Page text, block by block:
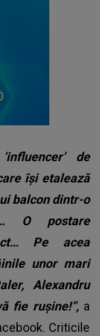
de
își etalează
balcon dintr-o
O postare
Pe acea
unor mari
Alexandru
fie rușine!”, a
Criticile